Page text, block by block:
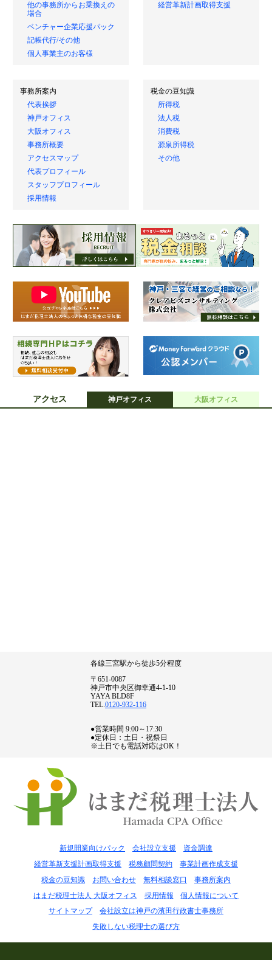
他の事務所からお乗換えの
場合
ベンチャー企業応援パック
記帳代行/その他
個人事業主のお客様
経営革新計画取得支援
事務所案内
代表挨拶
神戸オフィス
大阪オフィス
事務所概要
アクセスマップ
代表プロフィール
スタッフプロフィール
採用情報
税金の豆知識
所得税
法人税
消費税
源泉所得税
その他
アクセス 神戸オフィス 大阪オフィス
各線三宮駅から徒歩5分程度
〒651-0087
神戸市中央区御幸通4-1-10
YAYA BLD8F
TEL. 0120-932-116
●営業時間 9:00～17:30
●定休日：土日・祝祭日
※土日でも電話対応はOK！
新規開業向けパック 会社設立支援
資金調達
経営革新支援計画取得支援
税務顧問契約
事業計画作成支援
税金の豆知識
お問い合わせ 無料相談窓口
事務所案内
はまだ税理士法人 大阪オフィス
採用情報
個人情報について
サイトマップ
会社設立は神戸の濱田行政書士事務所
失敗しない税理士の選び方